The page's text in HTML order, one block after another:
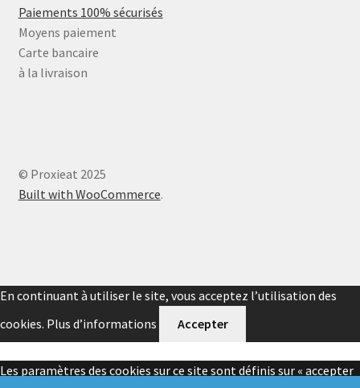
Paiements 100% sécurisés
Moyens paiement
Carte bancaire
à la livraison
© Proxieat 2025
Built with WooCommerce.
En continuant à utiliser le site, vous acceptez l’utilisation des
cookies. Plus d’informations Accepter
Les paramètres des cookies sur ce site sont définis sur « accepter